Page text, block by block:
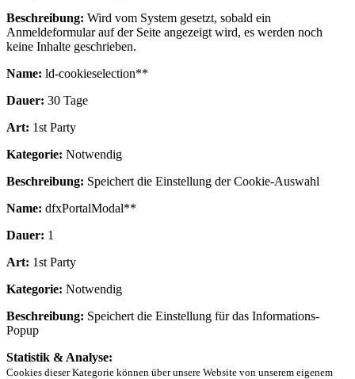
Beschreibung: Wird vom System gesetzt, sobald ein
Anmeldeformular auf der Seite angezeigt wird, es werden noch
keine Inhalte geschrieben.
Name: ld-cookieselection**
Dauer: 30 Tage
Art: 1st Party
Kategorie: Notwendig
Beschreibung: Speichert die Einstellung der Cookie-Auswahl
Name: dfxPortalModal**
Dauer: 1
Art: 1st Party
Kategorie: Notwendig
Beschreibung: Speichert die Einstellung für das Informations-
Popup
Statistik & Analyse:
Cookies dieser Kategorie können über unsere Website von unserem eigenem